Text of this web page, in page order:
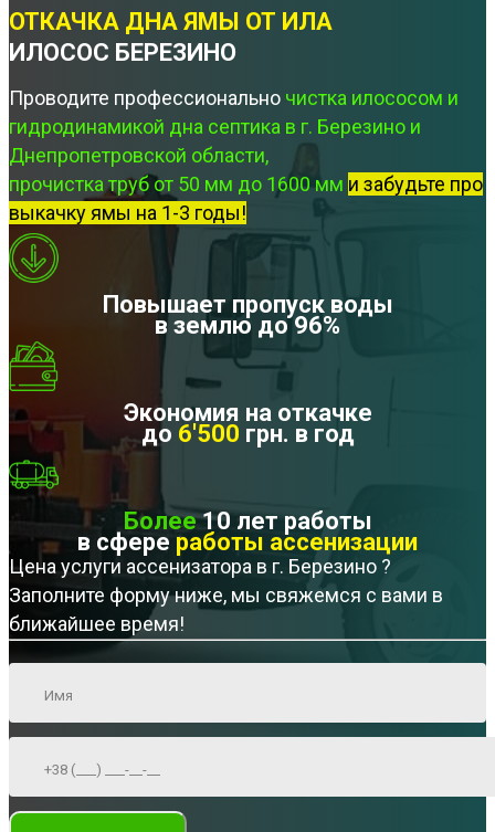
ОТКАЧКА ДНА ЯМЫ ОТ ИЛА
ИЛОСОС БЕРЕЗИНО
Проводите профессионально чистка илососом и
гидродинамикой дна септика в г. Березино и
Днепропетровской области,
прочистка труб от 50 мм до 1600 мм и забудьте про
выкачку ямы на 1-3 годы!
Повышает пропуск воды
в землю до 96%
Экономия на откачке
до 6'500 грн. в год
Более10 лет работы
в сфере работы ассенизации
Цена услуги ассенизатора в г. Березино ?
Заполните форму ниже, мы свяжемся с вами в
ближайшее время!